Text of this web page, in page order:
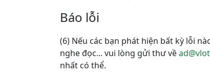
Báo lỗi
(6) Nếu các bạn phát hiện bất kỳ lỗi
nghe đọc... vui lòng gửi thư về
nhất có thể.